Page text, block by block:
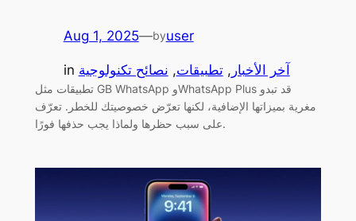
Aug 1, 2025—byuser
in آخر الأخبار , تطبيقات, نصائح تكنولوجية
تطبيقات مثل GB WhatsApp وWhatsApp Plus قد تبدو
مغرية بميزاتها الإضافية، لكنها تعرّض خصوصيتك للخطر. تعرّف
على سبب حظرها ولماذا يجب حذفها فورًا.